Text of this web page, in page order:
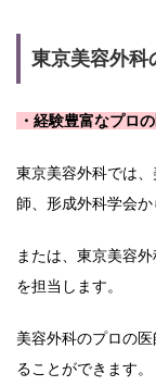
東京美容外科
・経験豊富なプロ
東京美容外科では
師、形成外科学会か
または、東京美容
を担当します。
美容外科のプロの
ることができます。